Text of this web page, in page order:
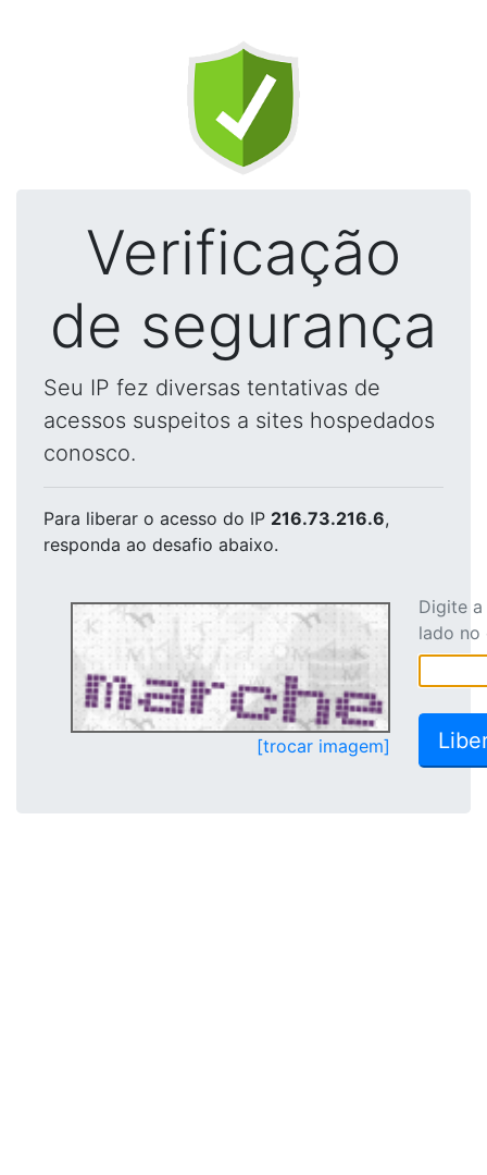
Verificação
de segurança
Seu IP fez diversas tentativas de
acessos suspeitos a sites hospedados
conosco.
Para liberar o acesso do IP 216.73.216.6,
responda ao desafio abaixo.
[trocar imagem]
Digite
lado no